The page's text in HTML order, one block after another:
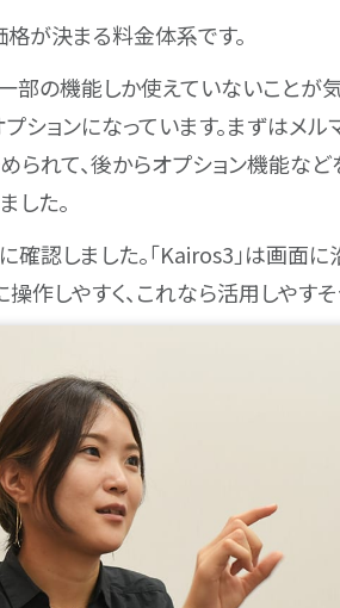
が決まる料金体系です。
部の機能しか使えていないことが
ションになっています。まずはメ
られて、後からオプション機能な
した。
認しました。「Kairos3」は画面
作しやすく、これなら活用しやすそ